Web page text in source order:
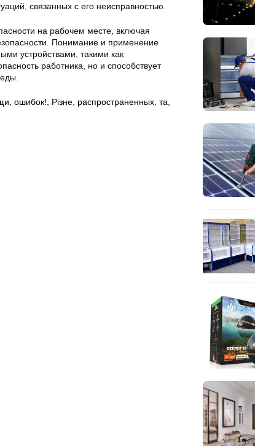
связанных с его неисправностью.
на рабочем месте, включая
Понимание и применение
устройствами, такими как
работника, но и способствует
ошибок! Різне распространенных та